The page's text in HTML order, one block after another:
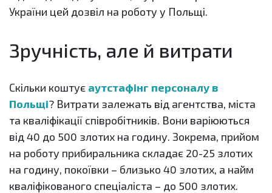
України цей дозвіл на роботу у Польщі.
Зручність, але й витрати
Скільки коштує аутстафінг персоналу в
Польщі? Витрати залежать від агентства, міста
та кваліфікації співробітників. Вони варіюються
від 40 до 500 злотих на годину. Зокрема, прийом
на роботу прибиральника складає 20-25 злотих
на годину, покоївки – близько 40 злотих, а найм
кваліфікованого спеціаліста – до 500 злотих.